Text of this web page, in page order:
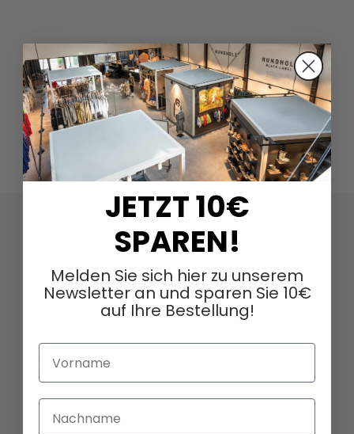
Hebelstrasse 9
79379 Müllheim
Deutschland
JETZT 10€
SPAREN!
Melden Sie sich hier zu unserem
Newsletter an und sparen Sie 10€
auf Ihre Bestellung!
Vorname
Nachname